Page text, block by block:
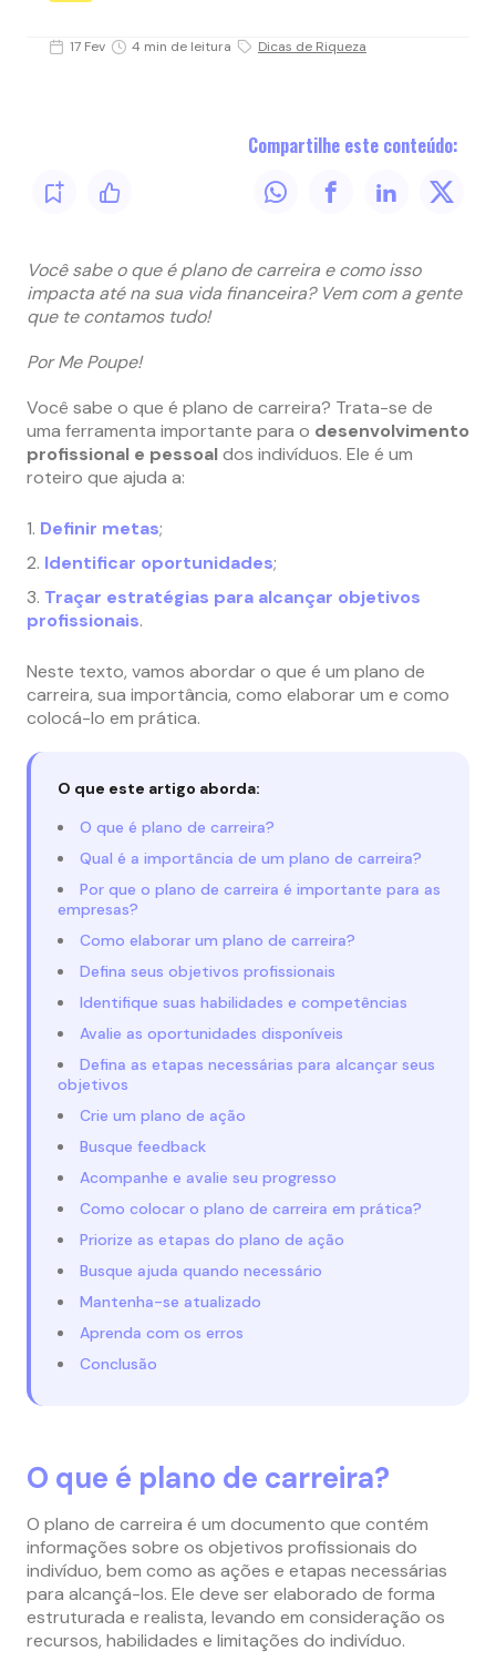
17 Fev 4 min de leitura Dicas de Riqueza
Compartilhe este conteúdo:
Você sabe o que é plano de carreira e como isso
impacta até na sua vida financeira? Vem com a gente
que te contamos tudo!
Por Me Poupe!
Você sabe o que é plano de carreira? Trata-se de
uma ferramenta importante para o desenvolvimento
profissional e pessoaldos indivíduos. Ele é um
roteiro que ajuda a:
Definir metas;
Identificar oportunidades;
Traçar estratégias para alcançar objetivos
profissionais.
Neste texto, vamos abordar o que é um plano de
carreira, sua importância, como elaborar um e como
colocá-lo em prática.
O que este artigo aborda:
O que é plano de carreira?
Qual é a importância de um plano de carreira?
Por que o plano de carreira é importante para as
empresas?
Como elaborar um plano de carreira?
Defina seus objetivos profissionais
Identifique suas habilidades e competências
Avalie as oportunidades disponíveis
Defina as etapas necessárias para alcançar seus
objetivos
Crie um plano de ação
Busque feedback
Acompanhe e avalie seu progresso
Como colocar o plano de carreira em prática?
Priorize as etapas do plano de ação
Busque ajuda quando necessário
Mantenha-se atualizado
Aprenda com os erros
Conclusão
O que é plano de carreira?
O plano de carreira é um documento que contém
informações sobre os objetivos profissionais do
indivíduo, bem como as ações e etapas necessárias
para alcançá-los. Ele deve ser elaborado de forma
estruturada e realista, levando em consideração os
recursos, habilidades e limitações do indivíduo.